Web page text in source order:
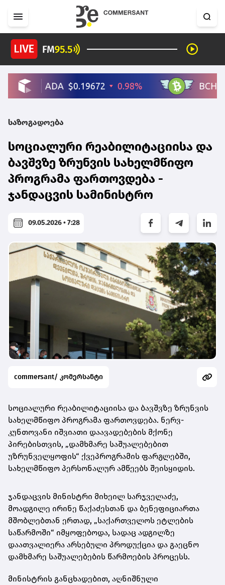
საზოგადოება
სოციალური რეაბილიტაციისა და
ბავშვზე ზრუნვის სახელმწიფო
პროგრამა ფართოვდება -
ჯანდაცვის სამინისტრო
09.05.2026 • 7:28
commersant/ კომერსანტი
სოციალური რეაბილიტაციისა და ბავშვზე ზრუნვის
სახელმწიფო პროგრამა ფართოვდება. ნერვ-
კუნთოვანი იშვიათი დაავადებების მქონე
პირებისთვის, „დამხმარე საშუალებებით
უზრუნველყოფის“ ქვეპროგრამის ფარგლებში,
სახელმწიფო პერსონალურ ამწეებს შეისყიდის.
ჯანდაცვის მინისტრი მიხეილ სარჯველაძე,
მოადგილე ირინე წაქაძესთან და ბენეფიციართა
მშობლებთან ერთად, „საქართველოს ეტლების
საწარმოში“ იმყოფებოდა, სადაც ადგილზე
დაათვალიერა არსებული პროდუქცია და გაეცნო
დამხმარე საშუალებების წარმოების პროცესს.
მინისტრის განცხადებით, აღნიშნული